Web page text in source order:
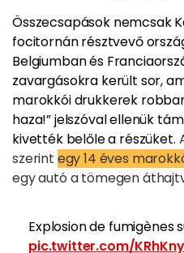
Összecsapások nemcsak
focitornán résztvevő
Belgiumban és
zavargásokra került sor,
marokkói drukkerek
haza!” jelszóval ellenük
kivették belőle a részüket.
szerint egy 14 éves
egy autó a tömegen
Explosion de fumigènes
pic.twitter.com/